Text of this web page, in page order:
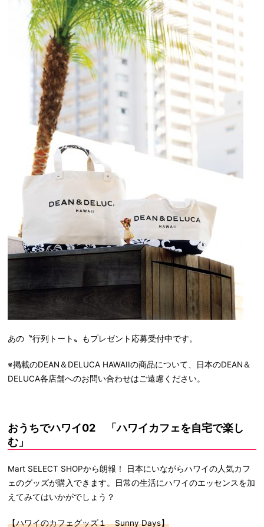
あの〝行列トート〟もプレゼント応募受付中です。
※掲載のDEAN＆DELUCA HAWAIIの商品について、日本のDEAN＆
DELUCA各店舗へのお問い合わせはご遠慮ください。
おうちでハワイ02 「ハワイカフェを自宅で楽し
む」
Mart SELECT SHOPから朗報！ 日本にいながらハワイの人気カフ
ェのグッズが購入できます。日常の生活にハワイのエッセンスを加
えてみてはいかがでしょう？
【ハワイのカフェグッズ１ Sunny Days】